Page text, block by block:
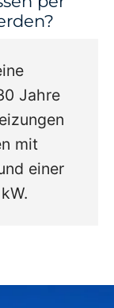
Jahre
mit
einer